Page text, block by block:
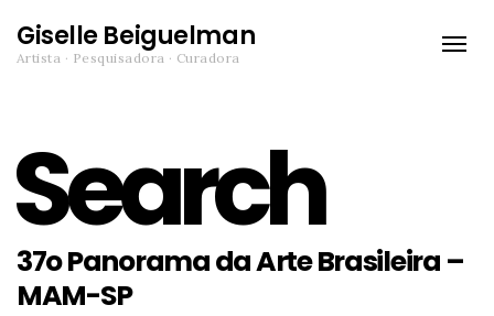
Giselle Beiguelman
Artista · Pesquisadora · Curadora
Toggle
Search
37o Panorama da Arte Brasileira –
MAM-SP